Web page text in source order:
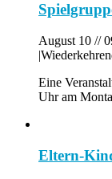
August 10 //
|
Eine
Uhr am
Eltern-